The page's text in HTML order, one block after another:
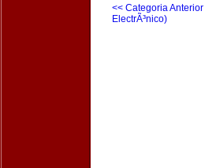
<< Categoria
ElectrÃ³nico)